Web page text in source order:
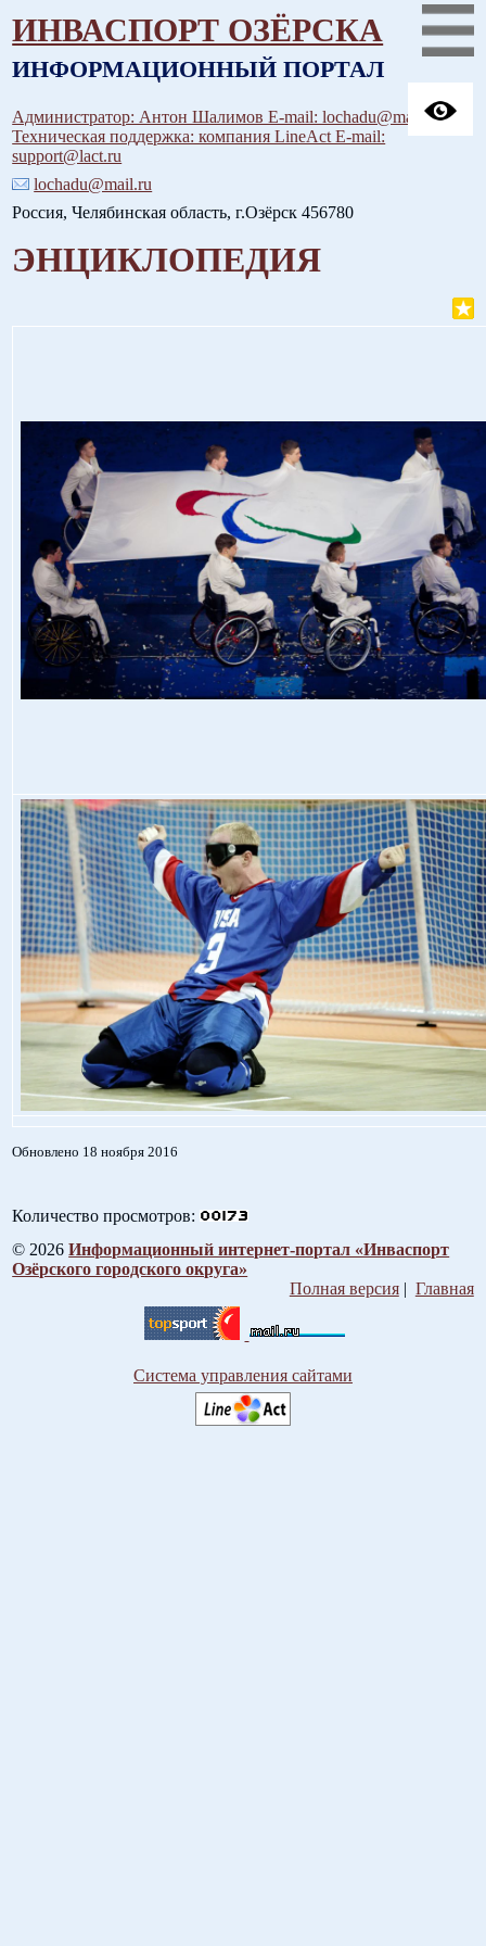
ИНВАСПОРТ ОЗЁРСКА
ИНФОРМАЦИОННЫЙ ПОРТАЛ
Администратор: Антон Шалимов E-mail: lochadu@mail.ru
Техническая поддержка: компания LineAct E-mail:
support@lact.ru
lochadu@mail.ru
Россия, Челябинская область, г.Озёрск 456780
ЭНЦИКЛОПЕДИЯ
Обновлено 18 ноября 2016
Количество просмотров:
© 2026Информационный интернет-портал «Инваспорт
Озёрского городского округа»
Полная версия| Главная
Система управления сайтами